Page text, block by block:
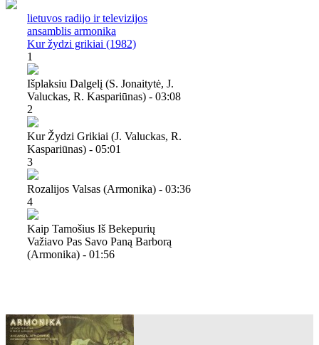
lietuvos radijo ir televizijos
ansamblis armonika
Kur žydzi grikiai (1982)
1
Išplaksiu Dalgelį (s. Jonaitytė, J.
Valuckas, R. Kaspariūnas) - 03:08
2
Kur Žydzi Grikiai (j. Valuckas, R.
Kaspariūnas) - 05:01
3
Rozalijos Valsas (armonika) - 03:36
4
Kaip Tamošius Iš Bekepurių
Važiavo Pas Savo Paną Barborą
(armonika) - 01:56